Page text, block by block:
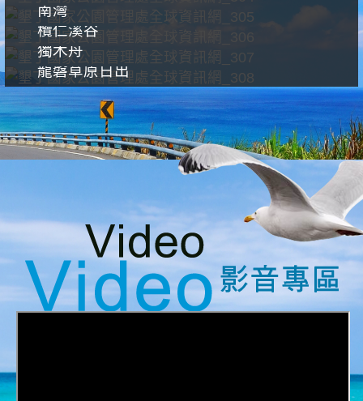
南灣
欖仁溪谷
獨木舟
龍磐草原日出